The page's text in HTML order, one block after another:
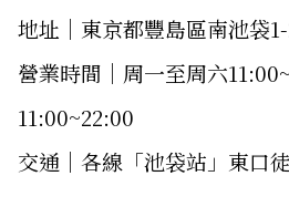
地址｜東京都豐島區南池袋
營業時間｜周一至周六
11:00~22:00
交通｜各線「池袋站」東口